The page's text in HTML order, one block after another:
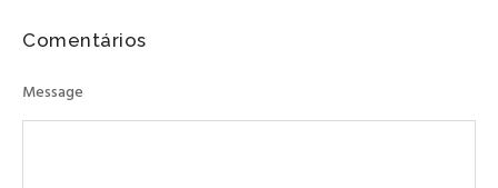
Comentários
Message